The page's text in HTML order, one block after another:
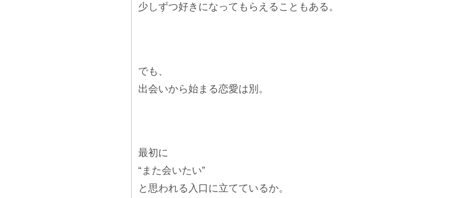
少しずつ好きになってもらえることもある。
でも、
出会いから始まる恋愛は別。
最初に
“また会いたい”
と思われる入口に立てているか。